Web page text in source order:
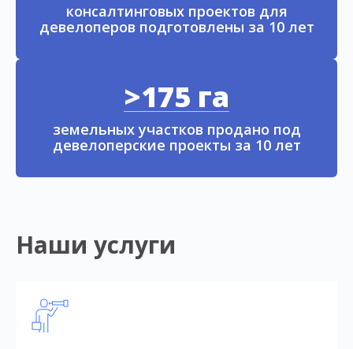
консалтинговых проектов для
девелоперов подготовлены за 10 лет
>175 га
земельных участков продано под
девелоперские проекты за 10 лет
Наши услуги